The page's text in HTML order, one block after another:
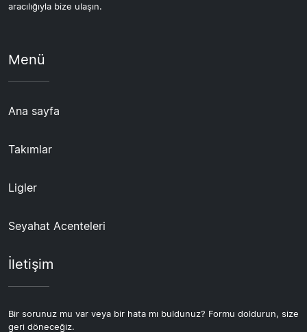
aracılığıyla bize ulaşın.
Menü
Ana sayfa
Takımlar
Ligler
Seyahat Acenteleri
İletişim
Bir sorunuz mu var veya bir hata mı buldunuz? Formu doldurun, size
geri döneceğiz.